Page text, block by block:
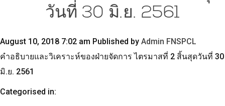
วันที่ 30 มิ.ย. 2561
August 10, 2018 7:02 am Published by Admin FNSPCL
คำอธิบายและวิเคราะห์ของฝ่ายจัดการ ไตรมาสที่ 2 สิ้นสุดวันที่ 30
มิ.ย. 2561
Categorised in: